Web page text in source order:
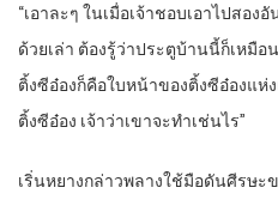
“เอาละๆ ในเมื่อเจ้าชอบเอาไปสอ
ด้วยเล่า ต้องรู้ว่าประตูบ้านนี้ก็เหมื
ติ้งซีอ๋องก็คือใบหน้าของติ้งซีอ๋องแ
ติ้งซีอ๋อง เจ้าว่าเขาจะทำเช่นไร”
เริ่นหยางกล่าวพลางใช้มือดันศีรษะ